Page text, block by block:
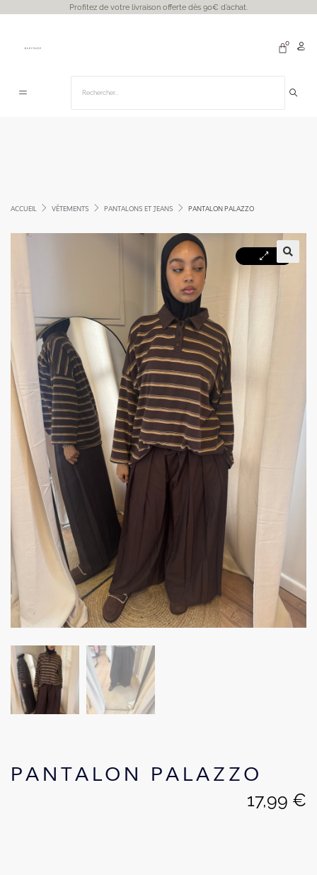
Profitez de votre livraison offerte dès 90€ d’achat.
ACCUEIL VÊTEMENTS PANTALONS ET JEANS PANTALON PALAZZO
PANTALON PALAZZO
17,99 €